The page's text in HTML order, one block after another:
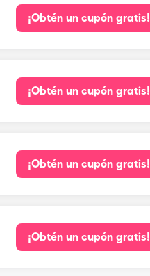
¡Obtén un cupón gratis!
¡Obtén un cupón gratis!
¡Obtén un cupón gratis!
¡Obtén un cupón gratis!